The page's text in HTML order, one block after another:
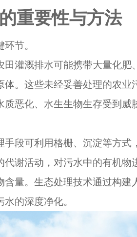
重要性与方法
节。
灌溉排水可能携带大量化肥
。这些未经妥善处理的农业
恶化、水生生物生存受到威
段可利用格栅、沉淀等方式
谢活动，对污水中的有机物
量。生态处理技术通过构建
的深度净化。